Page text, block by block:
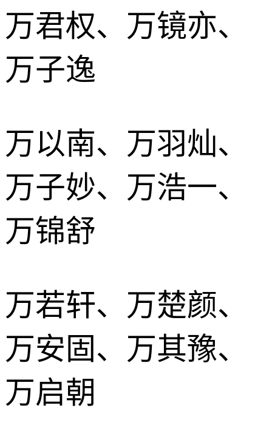
万君权、万镜亦、
万子逸
万以南、万羽灿、
万子妙、万浩一、
万锦舒
万若轩、万楚颜、
万安固、万其豫、
万启朝